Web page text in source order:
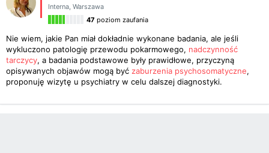
Interna, Warszawa
47 poziom zaufania
Nie wiem, jakie Pan miał dokładnie wykonane badania, ale jeśli
wykluczono patologię przewodu pokarmowego, nadczynność
tarczycy, a badania podstawowe były prawidłowe, przyczyną
opisywanych objawów mogą być zaburzenia psychosomatyczne,
proponuję wizytę u psychiatry w celu dalszej diagnostyki.